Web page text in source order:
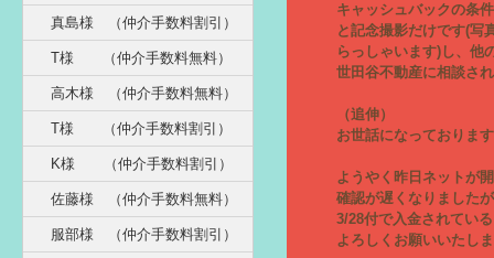
真島様 （仲介手数料割引）
T様 （仲介手数料無料）
高木様 （仲介手数料無料）
T様 （仲介手数料割引）
K様 （仲介手数料割引）
佐藤様 （仲介手数料無料）
服部様 （仲介手数料割引）
キャッシュバックの条
と記念撮影だけです(写
らっしゃいます)し、他
世田谷不動産に相談さ
（追伸）
お世話になっておりま
ようやく昨日ネットが
確認が遅くなりました
3/28付で入金されてい
よろしくお願いいたし